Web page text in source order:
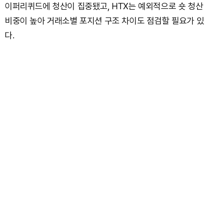
이퍼리퀴드에 청산이 집중됐고, HTX는 예외적으로 숏 청산
비중이 높아 거래소별 포지션 구조 차이도 점검할 필요가 있
다.